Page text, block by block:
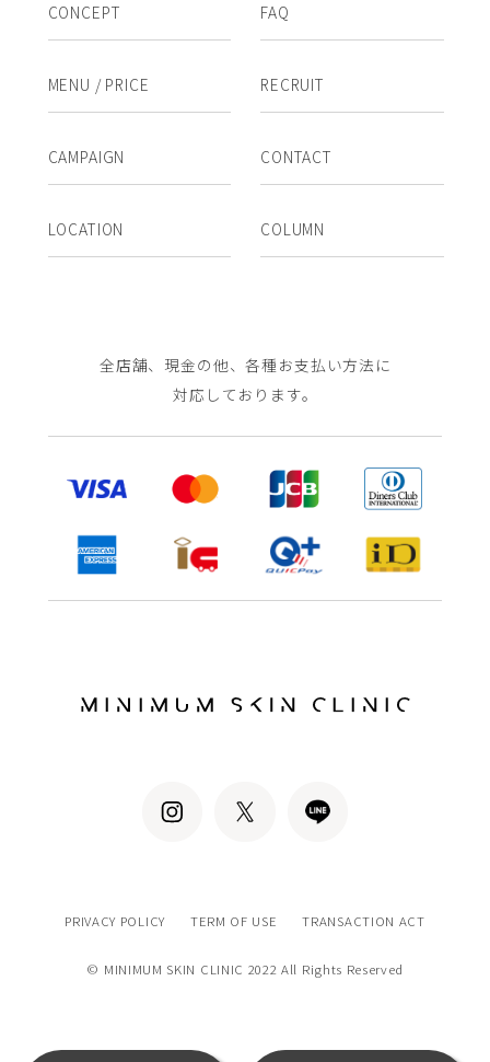
CONCEPT
MENU / PRICE
CAMPAIGN
LOCATION
FAQ
RECRUIT
CONTACT
COLUMN
全店舗、現金の他、各種お支払い方法に
対応しております。
PRIVACY POLICY TERM OF USE TRANSACTION ACT
© MINIMUM SKIN CLINIC 2022 All Rights Reserved